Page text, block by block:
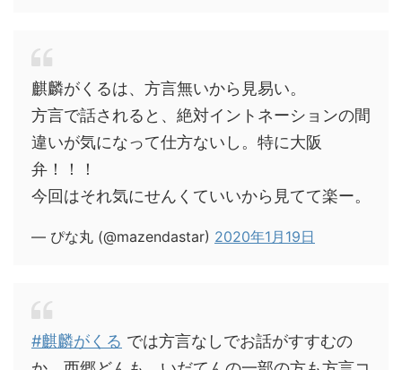
麒麟がくるは、方言無いから見易い。
方言で話されると、絶対イントネーションの間
違いが気になって仕方ないし。特に大阪
弁！！！
今回はそれ気にせんくていいから見てて楽ー。
— ぴな丸 (@mazendastar) 2020年1月19日
#麒麟がくる では方言なしでお話がすすむの